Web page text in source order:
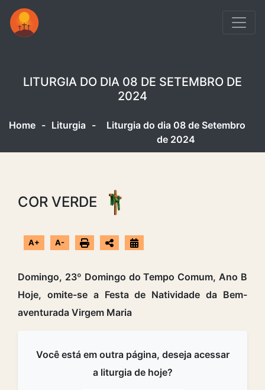
LITURGIA DO DIA 08 DE SETEMBRO DE
2024
Home - Liturgia -
Liturgia do dia 08 de Setembro
de 2024
COR VERDE
A+ A-
Domingo, 23º Domingo do Tempo Comum, Ano B
Hoje, omite-se a Festa de Natividade da Bem-
aventurada Virgem Maria
Você está em outra página, deseja acessar
a liturgia de hoje?